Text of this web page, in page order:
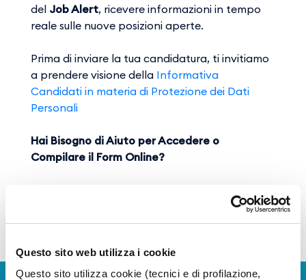
Questo sito web utilizza i cookie
Questo sito utilizza cookie (tecnici e di profilazione,
del Job Alert, ricevere informazioni in tempo
reale sulle nuove posizioni aperte.
Prima di inviare la tua candidatura, ti invitiamo
a prendere visione della Informativa
Candidati in materia di Protezione dei Dati
Personali
Hai Bisogno di Aiuto per Accedere o
Compilare il Form Online?
arecruitment@gesac.it(Non inviare il tuo CV